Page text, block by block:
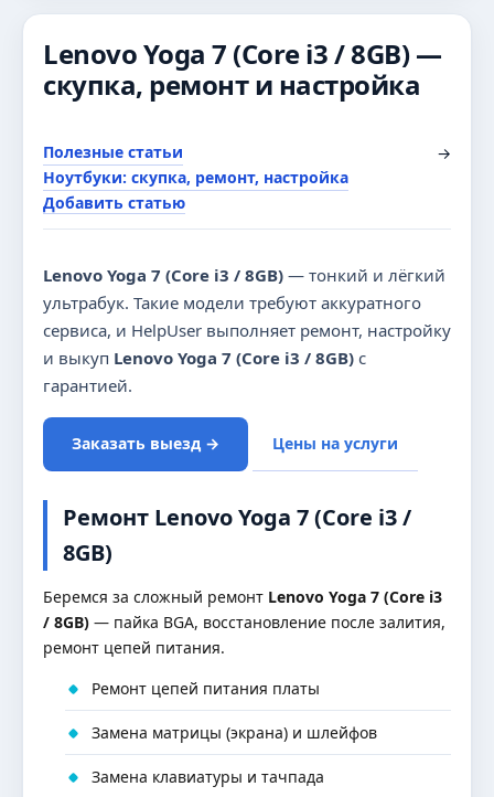
Lenovo Yoga 7 (Core i3 / 8GB) —
скупка, ремонт и настройка
Полезные статьи
→
Ноутбуки: скупка, ремонт, настройка
Добавить статью
Lenovo Yoga 7 (Core i3 / 8GB) — тонкий и лёгкий
ультрабук. Такие модели требуют аккуратного
сервиса, и HelpUser выполняет ремонт, настройку
и выкуп Lenovo Yoga 7 (Core i3 / 8GB) с
гарантией.
Заказать выезд → Цены на услуги
Ремонт Lenovo Yoga 7 (Core i3 /
8GB)
Беремся за сложный ремонт Lenovo Yoga 7 (Core i3
/ 8GB) — пайка BGA, восстановление после залития,
ремонт цепей питания.
Ремонт цепей питания платы
Замена матрицы (экрана) и шлейфов
Замена клавиатуры и тачпада